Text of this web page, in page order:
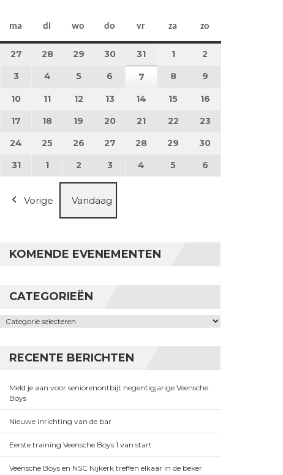
ma maandag
di dinsdag
wo woensdag
do donderdag
vr vrijdag
za zaterdag
zo
27 27 juli 2026
28 28 juli 2026
29 29 juli 2026
3030 juli 2026
31 31 juli 2026
11 augustus 2026
2
3 3 augustus 2026
4 4 augustus 2026
55 augustus 2026
6 6 augustus 2026
7 7 augustus 2026
8 8 augustus 2026
9
10 10 augustus 2026
11 11 augustus 2026
12 12 augustus 2026
13 13 augustus 2026
14 14 augustus 2026
15 15 augustus 2026
16
17 17 augustus 2026
18 18 augustus 2026
19 19 augustus 2026
20 20 augustus 2026
21 21 augustus 2026
22 22 augustus 2026
23
24 24 augustus 2026
25 25 augustus 2026
26 26 augustus 2026
27 27 augustus 2026
28 28 augustus 2026
29 29 augustus 2026
30
3131 augustus 2026
1 1 september 2026
2 2 september 2026
3 3 september 2026
4 4 september 2026
5 5 september 2026
6
Vorige Vandaag
KOMENDE EVENEMENTEN
CATEGORIEËN
Categorieën
RECENTE BERICHTEN
Meld je aan voor seniorenontbijt negentigjarige Veensche
Boys
Nieuwe inrichting van de bar
Eerste training Veensche Boys 1 van start
Veensche Boys en NSC Nijkerk treffen elkaar in de beker